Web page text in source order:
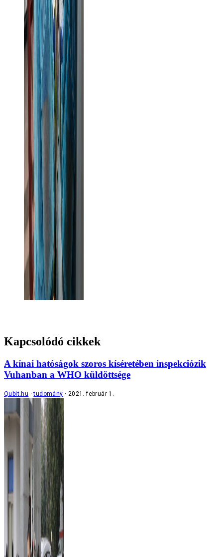
Kapcsolódó cikkek
A kínai hatóságok szoros kíséretében inspekciózik
Vuhanban a WHO küldöttsége
Qubit.hu tudomány 2021. február 1.